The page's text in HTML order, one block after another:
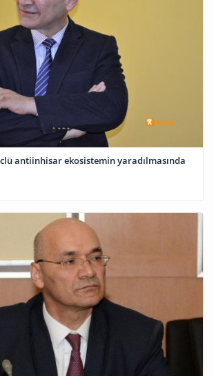
antiinhisar ekosistemin yaradılmasında